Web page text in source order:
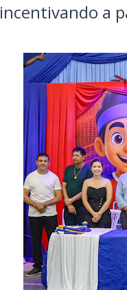
incentivando a